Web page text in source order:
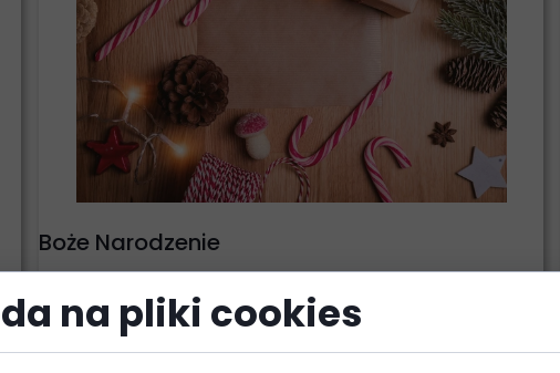
Boże Narodzenie
sklepach gwar, w sklepach ruch:-Gwiazdka
niedaleko!
Jeszcze dzień,...
na pliki cookies